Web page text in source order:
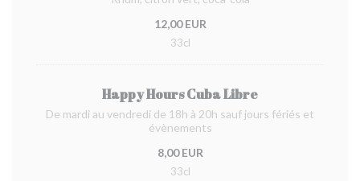
12,00 EUR
33cl
Happy Hours Cuba Libre
De mardi au vendredi de 18h à 20h sauf jours fériés et
évènements
8,00 EUR
33cl